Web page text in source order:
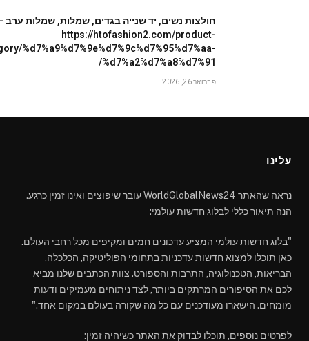
חולצות נשים, יד שנייה בגדים, שמלות, שמלות ערב
https://htofashion2.com/product-
%d7%a9%d7%9e%d7%9c%d7%95%d7%aa-
%d7%a2%d7%a8%d7%91/
פברואר 26, 2026
עלינו
נראה שהאתר WorldGlobalNews24 עובר שיפוצים ואינו זמין כרגע.
הנה תיאור כללי לבלוג חדשות עולמי:
"בלוג חדשות עולמי המציע עדכונים חמים ומקיפים מכל רחבי העולם.
כאן תוכלו למצוא חדשות עדכניות בתחומי הפוליטיקה, הכלכלה,
הבריאות, הטכנולוגיה, התרבות והספורט. צוות הכתבים שלנו מביא
לכם את הסיפורים המרתקים ביותר, לצד ניתוחים מעמיקים ודעות
מומחים. הישארו מעודכנים עם כל מה שקורה בעולם במקום אחד."
לפרטים נוספים, תוכלו לבדוק את האתר כשיהיה זמין: